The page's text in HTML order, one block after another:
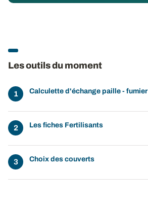
Les outils du moment
Calculette d'échange paille - fumier
Les fiches Fertilisants
Choix des couverts